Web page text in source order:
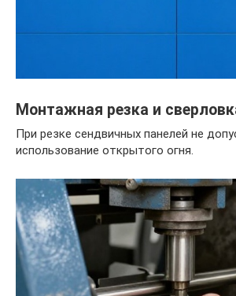
Монтажная резка и
При резке сендвичных панелей не
использование открытого огня.